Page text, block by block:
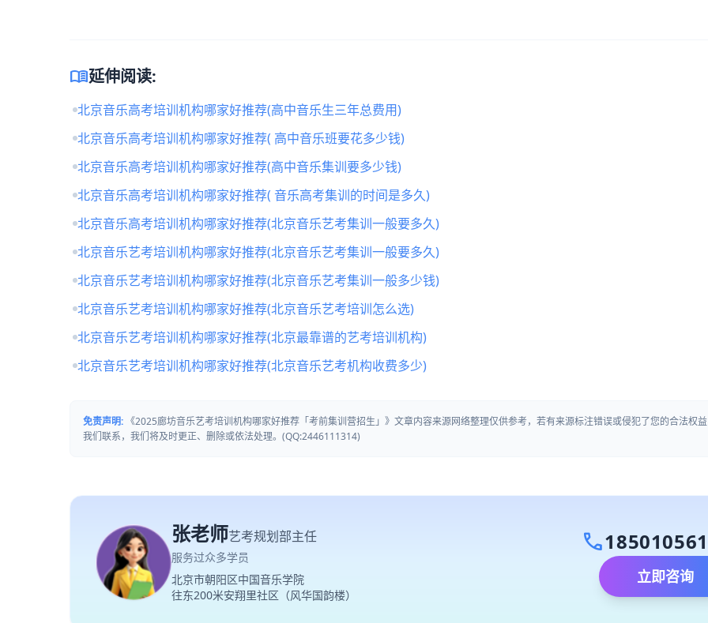
menu_book延伸阅读:
北京音乐高考培训机构哪家好推荐(高中音乐生三年总费用)
北京音乐高考培训机构哪家好推荐( 高中音乐班要花多少钱)
北京音乐高考培训机构哪家好推荐(高中音乐集训要多少钱)
北京音乐高考培训机构哪家好推荐( 音乐高考集训的时间是多久)
北京音乐高考培训机构哪家好推荐(北京音乐艺考集训一般要多久)
北京音乐艺考培训机构哪家好推荐(北京音乐艺考集训一般要多久)
北京音乐艺考培训机构哪家好推荐(北京音乐艺考集训一般多少钱)
北京音乐艺考培训机构哪家好推荐(北京音乐艺考培训怎么选)
北京音乐艺考培训机构哪家好推荐(北京最靠谱的艺考培训机构)
北京音乐艺考培训机构哪家好推荐(北京音乐艺考机构收费多少)
免责声明: 《2025廊坊音乐艺考培训机构哪家好推荐「考前集训营招生」》文章内容来源网络整理仅供参考，若有来源标注错误或侵犯了您的合法权
我们联系，我们将及时更正、删除或依法处理。(QQ:2446111314)
张老师艺考规划部主任
服务过众多学员
北京市朝阳区中国音乐学院
往东200米安翔里社区（风华国韵楼）
call
立即咨询